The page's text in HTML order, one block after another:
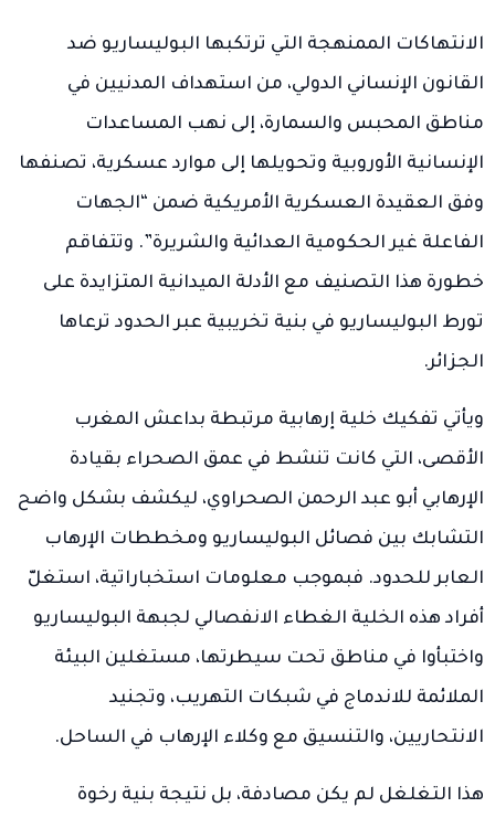
الانتهاكات الممنهجة التي ترتكبها البوليساريو ضد
القانون الإنساني الدولي، من استهداف المدنيين في
مناطق المحبس والسمارة، إلى نهب المساعدات
الإنسانية الأوروبية وتحويلها إلى موارد عسكرية، تصنفها
وفق العقيدة العسكرية الأمريكية ضمن “الجهات
الفاعلة غير الحكومية العدائية والشريرة”. وتتفاقم
خطورة هذا التصنيف مع الأدلة الميدانية المتزايدة على
تورط البوليساريو في بنية تخريبية عبر الحدود ترعاها
الجزائر.
ويأتي تفكيك خلية إرهابية مرتبطة بداعش المغرب
الأقصى، التي كانت تنشط في عمق الصحراء بقيادة
الإرهابي أبو عبد الرحمن الصحراوي، ليكشف بشكل واضح
التشابك بين فصائل البوليساريو ومخططات الإرهاب
العابر للحدود. فبموجب معلومات استخباراتية، استغلّ
أفراد هذه الخلية الغطاء الانفصالي لجبهة البوليساريو
واختبأوا في مناطق تحت سيطرتها، مستغلين البيئة
الملائمة للاندماج في شبكات التهريب، وتجنيد
الانتحاريين، والتنسيق مع وكلاء الإرهاب في الساحل.
هذا التغلغل لم يكن مصادفة، بل نتيجة بنية رخوة